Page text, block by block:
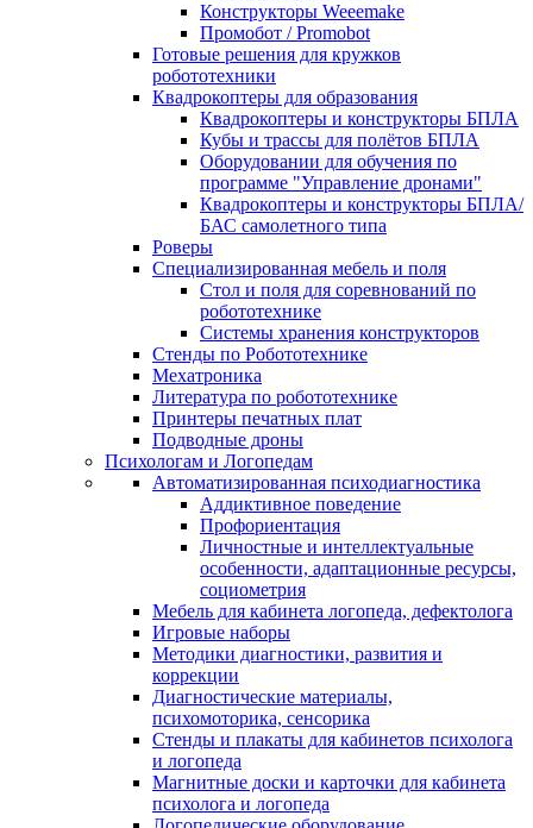
Конструкторы Weeemake
Промобот / Promobot
Готовые решения для кружков
робототехники
Квадрокоптеры для образования
Квадрокоптеры и конструкторы БПЛА
Кубы и трассы для полётов БПЛА
Оборудовании для обучения по
программе "Управление дронами"
Квадрокоптеры и конструкторы БПЛА/
БАС самолетного типа
Роверы
Специализированная мебель и поля
Стол и поля для соревнований по
робототехнике
Системы хранения конструкторов
Стенды по Робототехнике
Мехатроника
Литература по робототехнике
Принтеры печатных плат
Подводные дроны
Психологам и Логопедам
Автоматизированная психодиагностика
Аддиктивное поведение
Профориентация
Личностные и интеллектуальные
особенности, адаптационные ресурсы,
социометрия
Мебель для кабинета логопеда, дефектолога
Игровые наборы
Методики диагностики, развития и
коррекции
Диагностические материалы,
психомоторика, сенсорика
Стенды и плакаты для кабинетов психолога
и логопеда
Магнитные доски и карточки для кабинета
психолога и логопеда